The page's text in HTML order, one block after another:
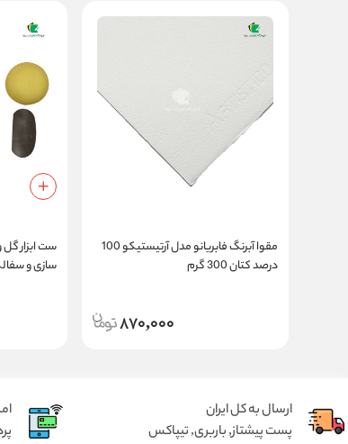
مقوا آبرنگ فابریانو مدل آرتیستیکو 100
درصد کتان 300 گرم
870,000
ست ابزار
سازی و
ارسال به کل ایران
پست پیشتاز, باربری, تیپاکس